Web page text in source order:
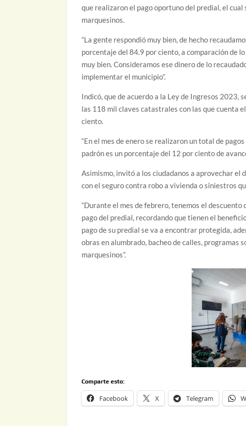
que realizaron el pago oportuno del predial, el
marquesinos.
“La gente respondió muy bien, de hecho
porcentaje del 84.9 por ciento, a comparación de
muy bien. Consideramos ese dinero de lo
implementar el municipio”.
Indicó, que de acuerdo a la Ley de Ingresos 2023,
las 118 mil claves catastrales con las que cuenta
ciento.
“En el mes de enero se realizaron un total de
padrón es un porcentaje del 12 por ciento de
Asimismo, invitó a los ciudadanos a aprovechar
con el seguro contra robo a vivienda o siniestros
“Durante el mes de febrero, tenemos el
pago del predial, recordando que tienen el
pago de su predial se va a encontrar protegida,
obras en alumbrado, bacheo de calles, programas
marquesinos”.
Comparte esto:
Facebook X Telegram